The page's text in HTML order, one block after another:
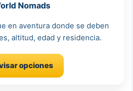
Nomads
en aventura donde se deben
altitud, edad y residencia.
opciones